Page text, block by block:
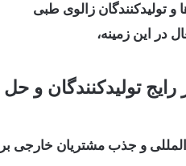
در این زمینه،
تولیدکنندگان و
المللی و جذب مشتریان خارجی